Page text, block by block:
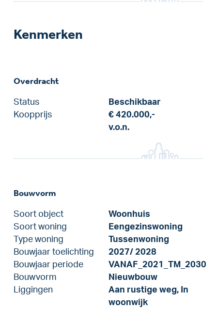
Kenmerken
Overdracht
Status
Beschikbaar
Koopprijs
€ 420.000,-
v.o.n.
Bouwvorm
Soort object
Woonhuis
Soort woning
Eengezinswoning
Type woning
Tussenwoning
Bouwjaar toelichting
2027/ 2028
Bouwjaar periode
VANAF_2021_TM_2030
Bouwvorm
Nieuwbouw
Liggingen
Aan rustige weg, In
woonwijk